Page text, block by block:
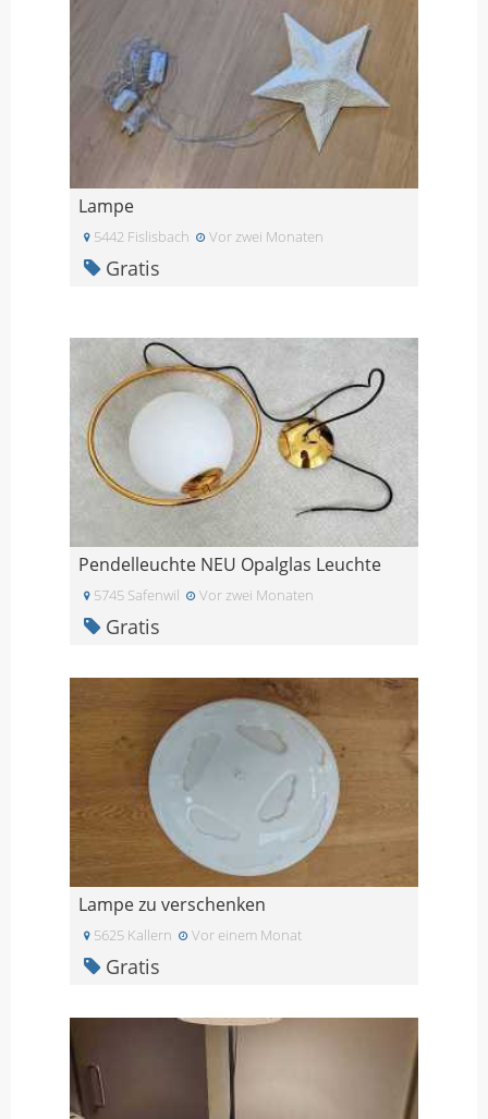
Lampe
5442 Fislisbach Vor zwei Monaten
Gratis
Pendelleuchte NEU Opalglas Leuchte
5745 Safenwil Vor zwei Monaten
Gratis
Lampe zu verschenken
5625 Kallern Vor einem Monat
Gratis